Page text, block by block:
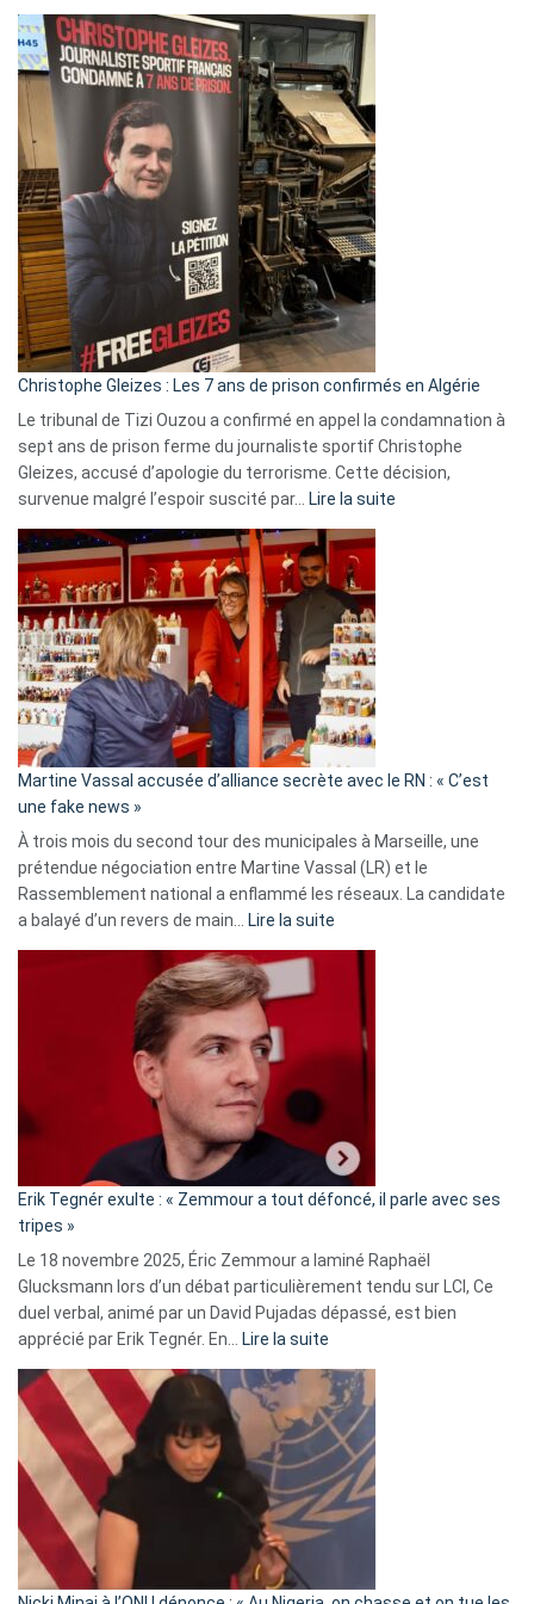
Eurovision
2026
:
Pays-
Bas,
Espagne,
Irlande
et
Slovénie
rejettent
la
présence
d’Israël
Christophe Gleizes : Les 7 ans de prison confirmés en Algérie
Le tribunal de Tizi Ouzou a confirmé en appel la condamnation à
sept ans de prison ferme du journaliste sportif Christophe
Gleizes, accusé d’apologie du terrorisme. Cette décision,
survenue malgré l’espoir suscité par…
Lire la suite
Algérie
Martine Vassal accusée d’alliance secrète avec le RN : « C’est
une fake news »
À trois mois du second tour des municipales à Marseille, une
prétendue négociation entre Martine Vassal (LR) et le
Rassemblement national a enflammé les réseaux. La candidate
a balayé d’un revers de main…
Lire la suite
d’alliance
secrète
«
C’est
fake
news
»
Erik Tegnér exulte : « Zemmour a tout défoncé, il parle avec ses
tripes »
Le 18 novembre 2025, Éric Zemmour a laminé Raphaël
Glucksmann lors d’un débat particulièrement tendu sur LCI, Ce
duel verbal, animé par un David Pujadas dépassé, est bien
apprécié par Erik Tegnér. En…
Lire la suite
Tegnér
exulte
« Zemmour
a
tout